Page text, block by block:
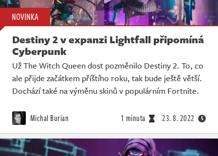
NOVINKA
Destiny 2 v expanzi Lightfall připomíná
Cyberpunk
Už The Witch Queen dost pozměnilo Destiny 2. To, co
ale přijde začátkem příštího roku, tak bude ještě větší.
Dochází také na výměnu skinů v populárním Fortnite.
Michal Burian 1 minuta 23. 8. 2022